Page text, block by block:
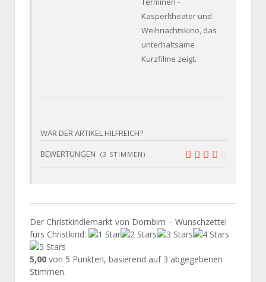
Kasperltheater und
Weihnachtskino, das
unterhaltsame
Kurzfilme zeigt.
WAR DER ARTIKEL HILFREICH?
BEWERTUNGEN (3 STIMMEN)
Der Christkindlemarkt von Dornbirn – Wunschzettel
fürs Christkind:
5,00 von 5 Punkten, basierend auf 3 abgegebenen
Stimmen.